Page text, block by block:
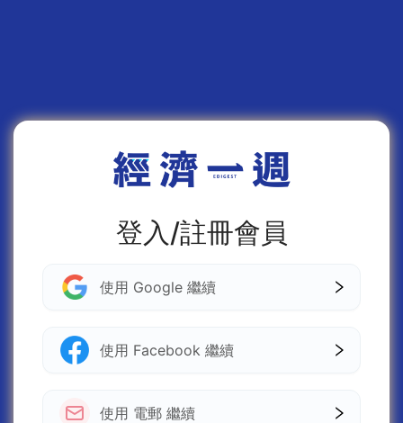
登入/註冊會員
使用 Google 繼續
使用 Facebook 繼續
使用 電郵 繼續